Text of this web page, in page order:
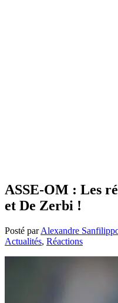
ASSE-OM : Les
et De Zerbi !
Posté parAlexandre
Actualités, Réactions